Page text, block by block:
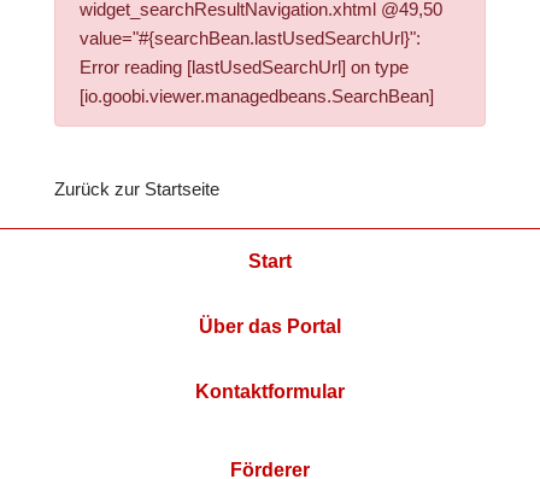
widget_searchResultNavigation.xhtml @49,50
value="#{searchBean.lastUsedSearchUrl}":
Error reading [lastUsedSearchUrl] on type
[io.goobi.viewer.managedbeans.SearchBean]
Zurück zur Startseite
Start
Über das Portal
Kontaktformular
Förderer